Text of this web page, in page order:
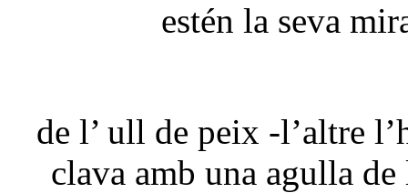
estén la seva
de l’ ull de peix -l’altre
clava amb una agulla